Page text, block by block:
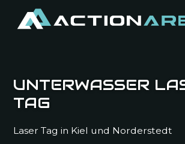
UNTERWASSER
TAG
Laser Tag in Kiel und Norderstedt